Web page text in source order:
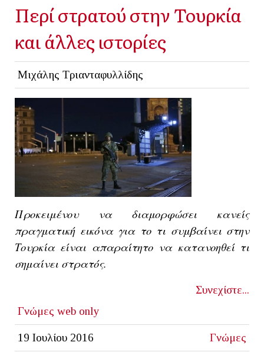
Περί στρατού στην Τουρκία
και άλλες ιστορίες
Μιχάλης Τριανταφυλλίδης
Προκειμένου να διαμορφώσει κανείς
πραγματική εικόνα για το τι συμβαίνει στην
Τουρκία είναι απαραίτητο να κατανοηθεί τι
σημαίνει στρατός.
Συνεχίστε...
Γνώμες web only
19 Ιουλίου 2016 Γνώμες